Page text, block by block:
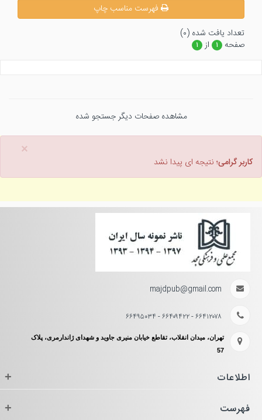
فهرست مناسب چاپ
تعداد يافت شده (۰)
صفحه
۱ از ۱
مشاهده صفحات دیگر جستجو شده
×
کاربر گرامی؛ نتیجه ای پیدا نشد
majdpub@gmail.com
۶۶۴۱۲۰۷۸ - ۶۶۴۰۹۴۲۲ - ۶۶۴۹۵۰۳۴
تهران، میدان انقلاب، تقاطع خیابان منیری جاوید و شهدای ژاندارمری، پلاک
57
اطلاعات +
فهرست +